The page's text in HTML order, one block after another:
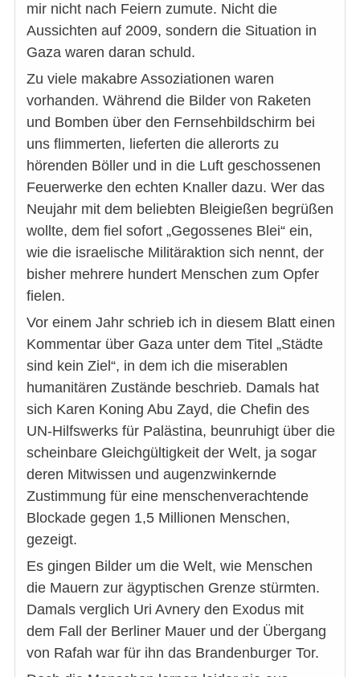
mir nicht nach Feiern zumute. Nicht die
Aussichten auf 2009, sondern die Situation in
Gaza waren daran schuld.
Zu viele makabre Assoziationen waren
vorhanden. Während die Bilder von Raketen
und Bomben über den Fernsehbildschirm bei
uns flimmerten, lieferten die allerorts zu
hörenden Böller und in die Luft geschossenen
Feuerwerke den echten Knaller dazu. Wer das
Neujahr mit dem beliebten Bleigießen begrüßen
wollte, dem fiel sofort „Gegossenes Blei“ ein,
wie die israelische Militäraktion sich nennt, der
bisher mehrere hundert Menschen zum Opfer
fielen.
Vor einem Jahr schrieb ich in diesem Blatt einen
Kommentar über Gaza unter dem Titel „Städte
sind kein Ziel“, in dem ich die miserablen
humanitären Zustände beschrieb. Damals hat
sich Karen Koning Abu Zayd, die Chefin des
UN-Hilfswerks für Palästina, beunruhigt über die
scheinbare Gleichgültigkeit der Welt, ja sogar
deren Mitwissen und augenzwinkernde
Zustimmung für eine menschenverachtende
Blockade gegen 1,5 Millionen Menschen,
gezeigt.
Es gingen Bilder um die Welt, wie Menschen
die Mauern zur ägyptischen Grenze stürmten.
Damals verglich Uri Avnery den Exodus mit
dem Fall der Berliner Mauer und der Übergang
von Rafah war für ihn das Brandenburger Tor.